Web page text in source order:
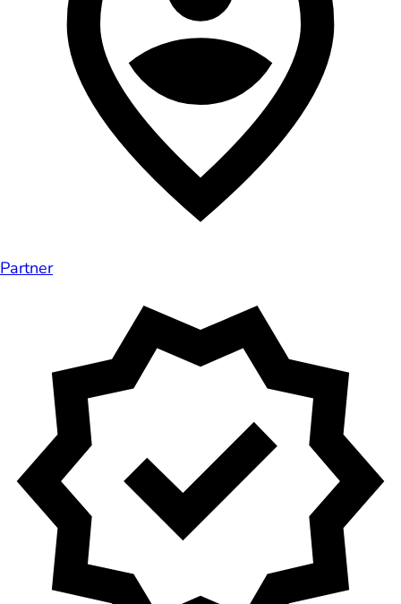
Partner